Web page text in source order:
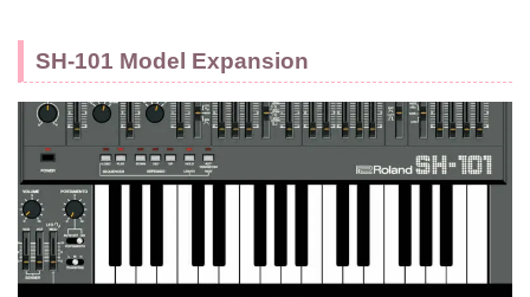
SH-101 Model Expansion